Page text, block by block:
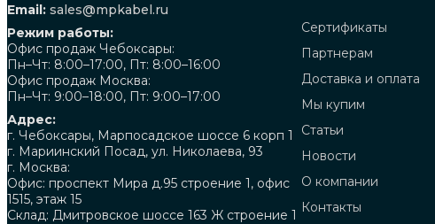
Email: sales@mpkabel.ru
Режим работы:
Офис продаж Чебоксары:
Пн–Чт: 8:00–17:00, Пт: 8:00–16:00
Офис продаж Москва:
Пн–Чт: 9:00–18:00, Пт: 9:00–17:00
Адрес:
г. Чебоксары, Марпосадское шоссе 6 корп 1
г. Мариинский Посад, ул. Николаева, 93
г. Москва:
Офис: проспект Мира д.95 строение 1, офис
1515, этаж 15
Склад: Дмитровское шоссе 163 Ж строение 1
Сертификаты
Партнерам
Доставка и оплата
Мы купим
Статьи
Новости
О компании
Контакты